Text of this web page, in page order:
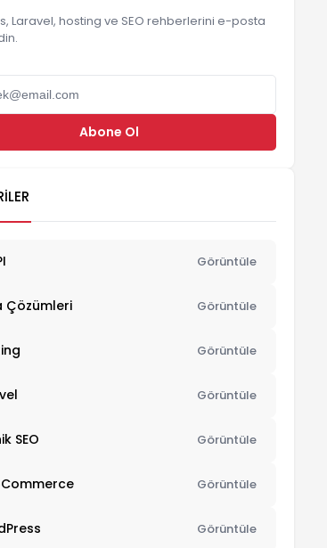
Laravel, hosting ve SEO rehberlerini e-posta
Abone Ol
Görüntüle
Çözümleri Görüntüle
Görüntüle
Görüntüle
SEO Görüntüle
Görüntüle
Görüntüle